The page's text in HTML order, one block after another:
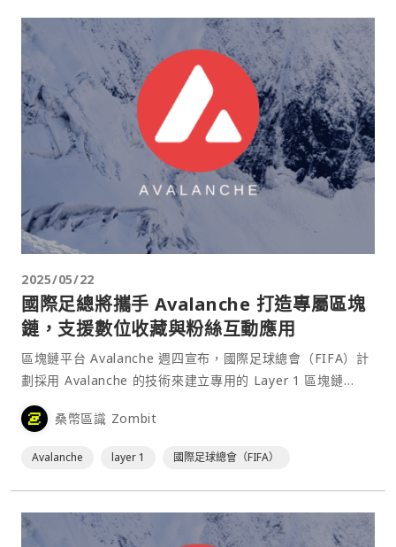
2025/05/22
國際足總將攜手 Avalanche 打造專屬區塊
鏈，支援數位收藏與粉絲互動應用
區塊鏈平台 Avalanche 週四宣布，國際足球總會（FIFA）計
劃採用 Avalanche 的技術來建立專用的 Layer 1 區塊鏈
FIFA Blockchain，目的是在全球範圍內推動數位收藏品應用
與新一代的粉絲參與模式。⋯
桑幣區識 Zombit
Avalanche layer 1 國際足球總會（FIFA）